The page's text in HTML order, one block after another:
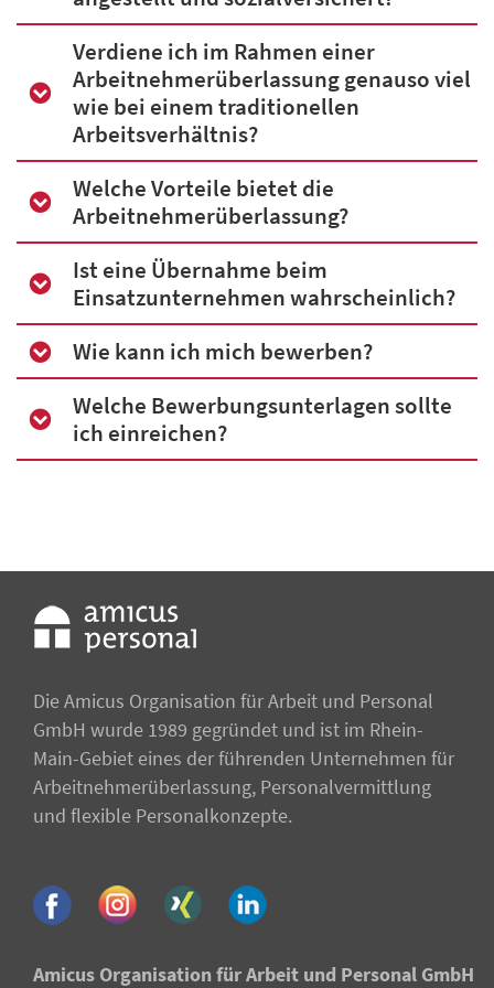
Verdiene ich im Rahmen einer
Arbeitnehmerüberlassung genauso viel
wie bei einem traditionellen
Arbeitsverhältnis?
Welche Vorteile bietet die
Arbeitnehmerüberlassung?
Ist eine Übernahme beim
Einsatzunternehmen wahrscheinlich?
Wie kann ich mich bewerben?
Welche Bewerbungsunterlagen sollte
ich einreichen?
Die Amicus Organisation für Arbeit und Personal
GmbH wurde 1989 gegründet und ist im Rhein-
Main-Gebiet eines der führenden Unternehmen für
Arbeitnehmer­überlassung, Personalvermittlung
und flexible Personalkonzepte.
Amicus Organisation für Arbeit und Personal GmbH